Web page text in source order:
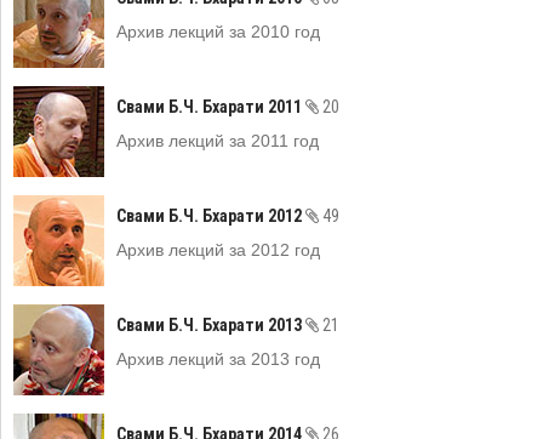
Архив лекций за 2010 год
Свами Б.Ч. Бхарати 2011
20
Архив лекций за 2011 год
Свами Б.Ч. Бхарати 2012
49
Архив лекций за 2012 год
Свами Б.Ч. Бхарати 2013
21
Архив лекций за 2013 год
Свами Б.Ч. Бхарати 2014
26